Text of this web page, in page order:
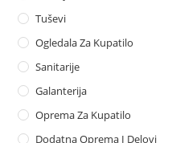
Tuševi
Ogledala Za Kupatilo
Sanitarije
Galanterija
Oprema Za Kupatilo
Dodatna Oprema I Delovi